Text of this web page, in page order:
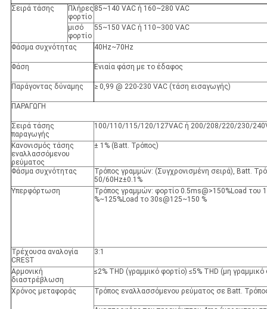
Σειρά τάσης
Πλήρες
φορτίο
85~140 VAC ή 160~280 VAC
μισό
φορτίο
55~150 VAC ή 110~300 VAC
Φάσμα συχνότητας 40Hz~70Hz
Φάση Ενιαία φάση με το έδαφος
Παράγοντας δύναμης ≥ 0,99 @ 220-230 VAC (τάση εισαγωγής)
ΠΑΡΑΓΩΓΗ
Σειρά τάσης
παραγωγής
100/110/115/120/127VAC ή 200/208/220/230/
Κανονισμός τάσης
εναλλασσόμενου
ρεύματος
± 1% (Batt. Τρόπος)
Φάσμα συχνότητας
Τρόπος γραμμών: (Συγχρονισμένη σειρά), Batt.
50/60Hz±0.1%
Υπερφόρτωση
Τρόπος γραμμών: φορτίο 0.5ms@>150%Load του
%~125%Load το 30s@125~150 %
Τρέχουσα αναλογία
CREST
3:1
Αρμονική
διαστρέβλωση
≤2% THD (γραμμικό φορτίο) ≤5% THD (μη γραμμικό
Χρόνος μεταφοράς Τρόπος εναλλασσόμενου ρεύματος σε Batt.